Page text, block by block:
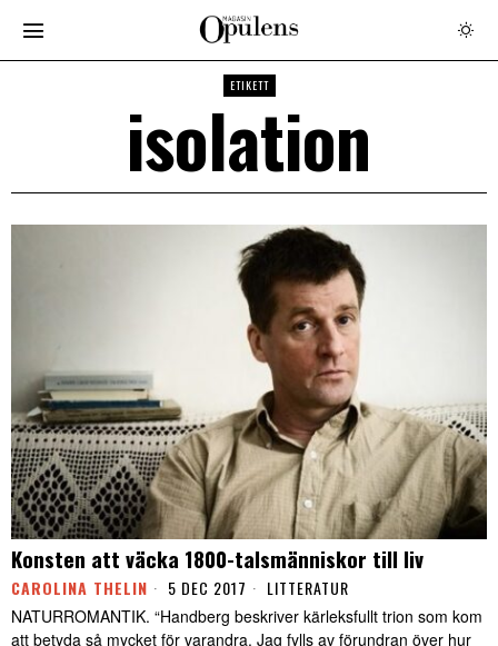
ETIKETT
isolation
Konsten att väcka 1800-talsmänniskor till liv
CAROLINA THELIN 5 DEC 2017 LITTERATUR
NATURROMANTIK. “Handberg beskriver kärleksfullt trion som kom
att betyda så mycket för varandra. Jag fylls av förundran över hur